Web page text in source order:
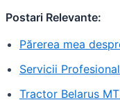
Postari Relevante:
Părerea mea
Servicii
Tractor Belarus